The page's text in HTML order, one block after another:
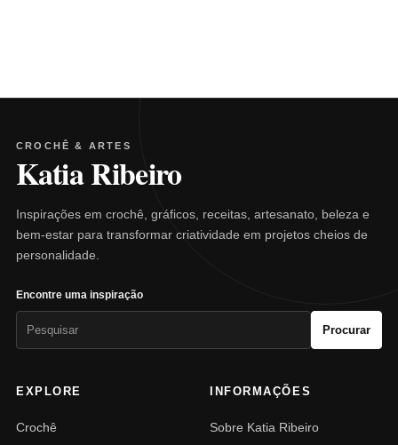
CROCHÊ & ARTES
Katia Ribeiro
Inspirações em crochê, gráficos, receitas, artesanato, beleza e
bem-estar para transformar criatividade em projetos cheios de
personalidade.
Encontre uma inspiração
Procurar
EXPLORE
Crochê
INFORMAÇÕES
Sobre Katia Ribeiro